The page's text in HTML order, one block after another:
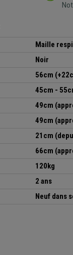
Maille
Noir
56cm
45cm -
49cm
49cm
21cm
66cm
120kg
2 ans
Neuf dans